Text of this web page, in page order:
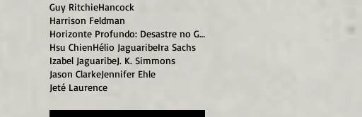
Guy RitchieHancock
Harrison Feldman
Horizonte Profundo: Desastre no Golfo
Hsu ChienHélio JaguaribeIra Sachs
Izabel JaguaribeJ. K. Simmons
Jason ClarkeJennifer Ehle
Jeté Laurence